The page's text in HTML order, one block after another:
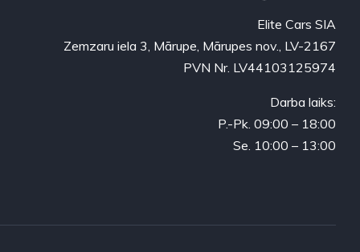
Elite Cars SIA
Zemzaru iela 3, Mārupe, Mārupes nov., LV-2167
PVN Nr. LV44103125974
Darba laiks:
P.-Pk. 09:00 – 18:00
Se. 10:00 – 13:00